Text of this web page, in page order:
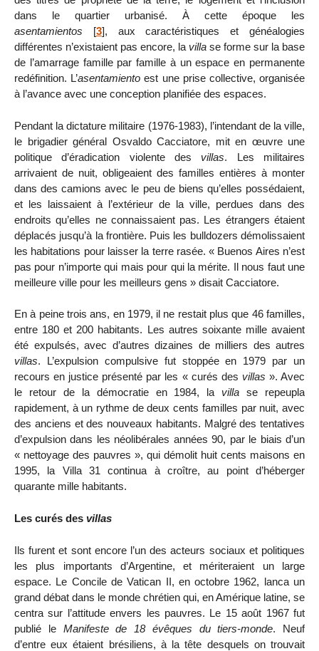
dans le quartier urbanisé. À cette époque les
asentamientos [3], aux caractéristiques et généalogies
différentes n’existaient pas encore, la villa se forme sur la base
de l’amarrage famille par famille à un espace en permanente
redéfinition. L’asentamientoest une prise collective, organisée
à l’avance avec une conception planifiée des espaces.
Pendant la dictature militaire (1976-1983), l’intendant de la ville,
le brigadier général Osvaldo Cacciatore, mit en œuvre une
politique d’éradication violente des villas. Les militaires
arrivaient de nuit, obligeaient des familles entières à monter
dans des camions avec le peu de biens qu’elles possédaient,
et les laissaient à l’extérieur de la ville, perdues dans des
endroits qu’elles ne connaissaient pas. Les étrangers étaient
déplacés jusqu’à la frontière. Puis les bulldozers démolissaient
les habitations pour laisser la terre rasée. « Buenos Aires n’est
pas pour n’importe qui mais pour qui la mérite. Il nous faut une
meilleure ville pour les meilleurs gens » disait Cacciatore.
En à peine trois ans, en 1979, il ne restait plus que 46 familles,
entre 180 et 200 habitants. Les autres soixante mille avaient
été expulsés, avec d’autres dizaines de milliers des autres
villas. L’expulsion compulsive fut stoppée en 1979 par un
recours en justice présenté par les « curés des villas ». Avec
le retour de la démocratie en 1984, la villa se repeupla
rapidement, à un rythme de deux cents familles par nuit, avec
des anciens et des nouveaux habitants. Malgré des tentatives
d’expulsion dans les néolibérales années 90, par le biais d’un
« nettoyage des pauvres », qui démolit huit cents maisons en
1995, la Villa 31 continua à croître, au point d’héberger
quarante mille habitants.
Les curés des villas
Ils furent et sont encore l’un des acteurs sociaux et politiques
les plus importants d’Argentine, et mériteraient un large
espace. Le Concile de Vatican II, en octobre 1962, lanca un
grand débat dans le monde chrétien qui, en Amérique latine, se
centra sur l’attitude envers les pauvres. Le 15 août 1967 fut
publié le Manifeste de 18 évêques du tiers-monde. Neuf
d’entre eux étaient brésiliens, à la tête desquels on trouvait